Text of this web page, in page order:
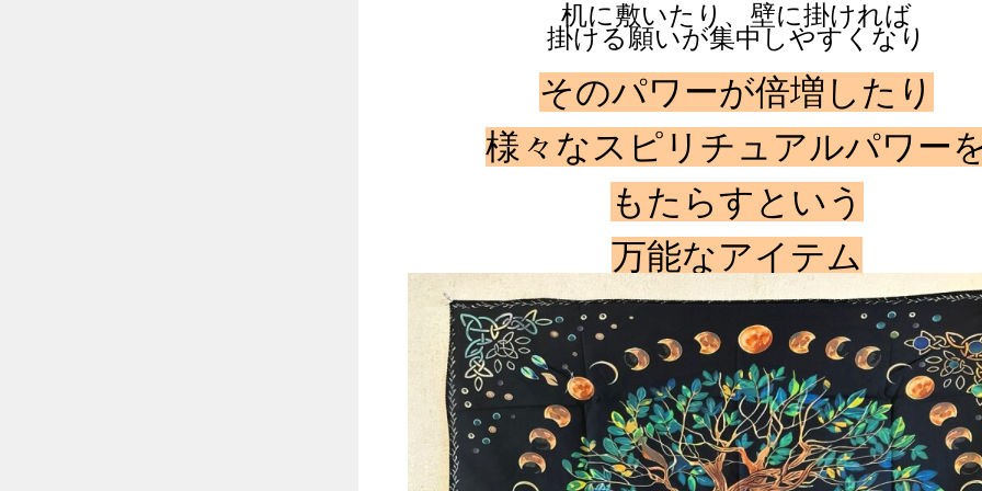
机に敷いたり、壁に掛ければ
掛ける願いが集中しやすくなり
そのパワーが倍増したり
様々なスピリチュアルパワー
もたらすという
万能なアイテム